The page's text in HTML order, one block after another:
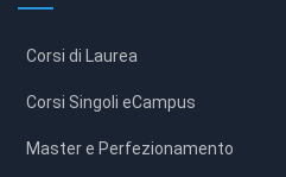
Corsi di Laurea
Corsi Singoli eCampus
Master e Perfezionamento